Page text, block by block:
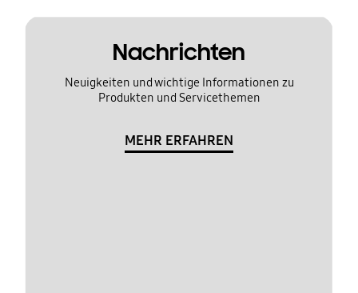
Nachrichten
Neuigkeiten und wichtige Informationen zu
Produkten und Servicethemen
MEHR ERFAHREN